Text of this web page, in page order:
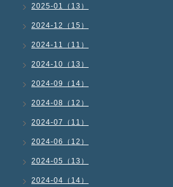
2025-01（13）
2024-12（15）
2024-11（11）
2024-10（13）
2024-09（14）
2024-08（12）
2024-07（11）
2024-06（12）
2024-05（13）
2024-04（14）